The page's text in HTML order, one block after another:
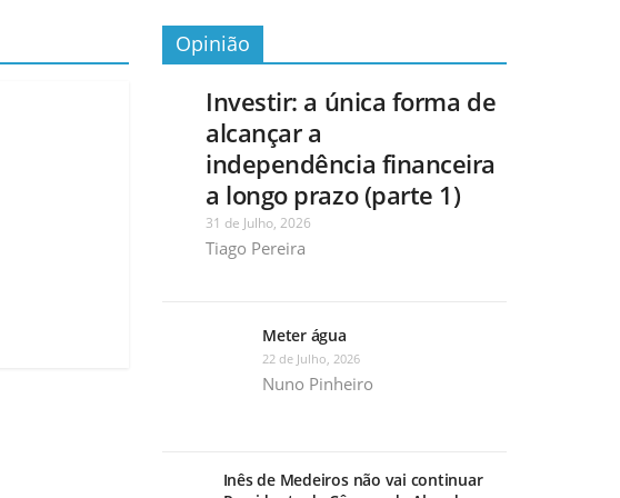
Opinião
Investir: a única forma de
alcançar a
independência financeira
a longo prazo (parte 1)
31 de Julho, 2026
Tiago Pereira
Meter água
22 de Julho, 2026
Nuno Pinheiro
Inês de Medeiros não vai continuar